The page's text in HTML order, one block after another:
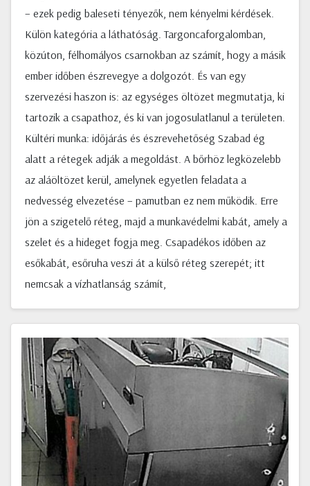
– ezek pedig baleseti tényezők, nem kényelmi kérdések.
Külön kategória a láthatóság. Targoncaforgalomban,
közúton, félhomályos csarnokban az számít, hogy a másik
ember időben észrevegye a dolgozót. És van egy
szervezési haszon is: az egységes öltözet megmutatja, ki
tartozik a csapathoz, és ki van jogosulatlanul a területen.
Kültéri munka: időjárás és észrevehetőség Szabad ég
alatt a rétegek adják a megoldást. A bőrhöz legközelebb
az aláöltözet kerül, amelynek egyetlen feladata a
nedvesség elvezetése – pamutban ez nem működik. Erre
jön a szigetelő réteg, majd a munkavédelmi kabát, amely a
szelet és a hideget fogja meg. Csapadékos időben az
esőkabát, esőruha veszi át a külső réteg szerepét; itt
nemcsak a vízhatlanság számít,